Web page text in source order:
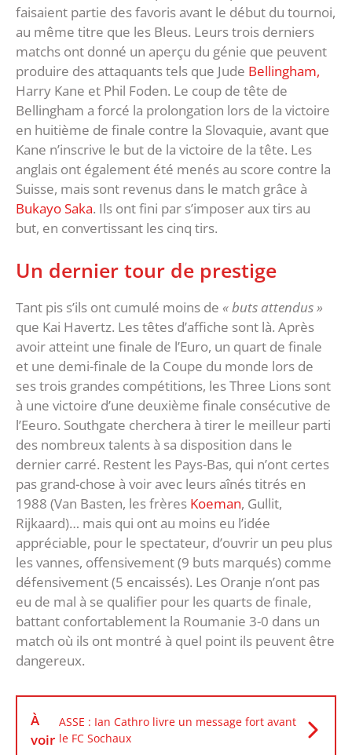
faisaient partie des favoris avant le début du tournoi,
au même titre que les Bleus. Leurs trois derniers
matchs ont donné un aperçu du génie que peuvent
produire des attaquants tels que Jude Bellingham,
Harry Kane et Phil Foden. Le coup de tête de
Bellingham a forcé la prolongation lors de la victoire
en huitième de finale contre la Slovaquie, avant que
Kane n’inscrive le but de la victoire de la tête. Les
anglais ont également été menés au score contre la
Suisse, mais sont revenus dans le match grâce à
Bukayo Saka. Ils ont fini par s’imposer aux tirs au
but, en convertissant les cinq tirs.
Un dernier tour de prestige
Tant pis s’ils ont cumulé moins de « buts attendus »
que Kai Havertz. Les têtes d’affiche sont là. Après
avoir atteint une finale de l’Euro, un quart de finale
et une demi-finale de la Coupe du monde lors de
ses trois grandes compétitions, les Three Lions sont
à une victoire d’une deuxième finale consécutive de
l’Eeuro. Southgate cherchera à tirer le meilleur parti
des nombreux talents à sa disposition dans le
dernier carré. Restent les Pays-Bas, qui n’ont certes
pas grand-chose à voir avec leurs aînés titrés en
1988 (Van Basten, les frères Koeman, Gullit,
Rijkaard)… mais qui ont au moins eu l’idée
appréciable, pour le spectateur, d’ouvrir un peu plus
les vannes, offensivement (9 buts marqués) comme
défensivement (5 encaissés). Les Oranje n’ont pas
eu de mal à se qualifier pour les quarts de finale,
battant confortablement la Roumanie 3-0 dans un
match où ils ont montré à quel point ils peuvent être
dangereux.
À
voir
ASSE : Ian Cathro livre un message fort avant
le FC Sochaux